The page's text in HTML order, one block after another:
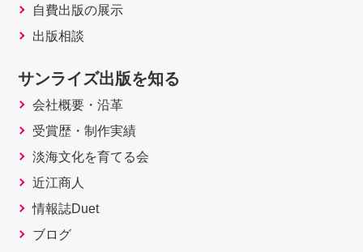
自費出版の展示
出版相談
サンライズ出版を知る
会社概要・沿革
受賞歴・制作実績
淡海文化を育てる会
近江商人
情報誌Duet
ブログ